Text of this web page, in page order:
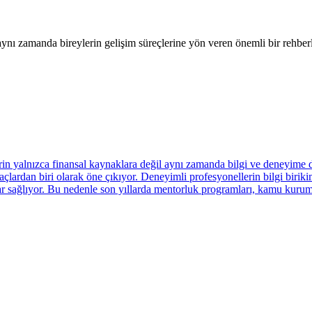
zamanda bireylerin gelişim süreçlerine yön veren önemli bir